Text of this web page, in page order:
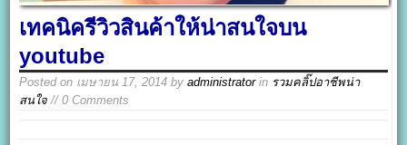
เทคนิครีวิวสินค้าให้น่าสนใจบน
youtube
Posted on เมษายน 17, 2014 byadministratorin รวมคลิ๊ปอาชีพน่า
สนใจ // 0 Comments